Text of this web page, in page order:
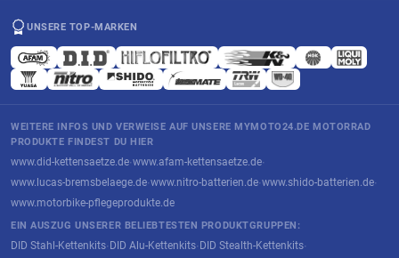
UNSERE TOP-MARKEN
WEITERE INFOS UND VERWEISE AUF UNSERE MYMOTO24.DE MOTORRAD
PRODUKTE FINDEST DU HIER
www.did-kettensaetze.de·www.afam-kettensaetze.de·
www.lucas-bremsbelaege.de·www.nitro-batterien.de·www.shido-batterien.de·
www.motorbike-pflegeprodukte.de
EIN AUSZUG UNSERER BELIEBTESTEN PRODUKTGRUPPEN:
DID Stahl-Kettenkits· DID Alu-Kettenkits· DID Stealth-Kettenkits·